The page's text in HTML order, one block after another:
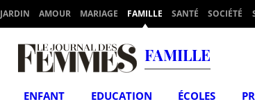
JARDIN AMOUR MARIAGE FAMILLE SANTÉ SOCIÉTÉ
FAMILLE
ENFANT EDUCATION ÉCOLES